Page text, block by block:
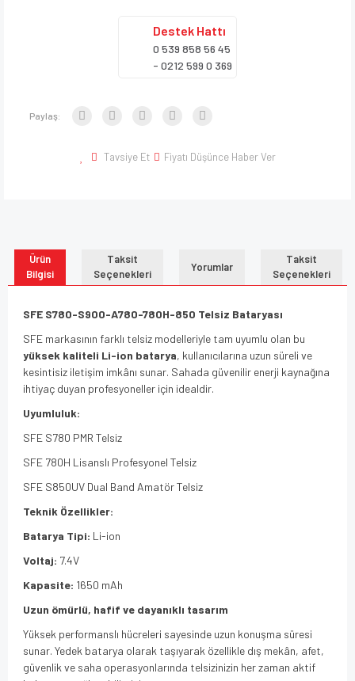
Destek Hattı
0 539 858 56 45
- 0212 599 0 369
Paylaş:
Tavsiye Et Fiyatı Düşünce Haber Ver
Ürün
Bilgisi
Taksit
Seçenekleri
Yorumlar
Taksit
Seçenekleri
SFE S780-S900-A780-780H-850 Telsiz Bataryası
SFE markasının farklı telsiz modelleriyle tam uyumlu olan bu
yüksek kaliteli Li-ion batarya, kullanıcılarına uzun süreli ve
kesintisiz iletişim imkânı sunar. Sahada güvenilir enerji kaynağına
ihtiyaç duyan profesyoneller için idealdir.
Uyumluluk:
SFE S780 PMR Telsiz
SFE 780H Lisanslı Profesyonel Telsiz
SFE S850UV Dual Band Amatör Telsiz
Teknik Özellikler:
Batarya Tipi: Li-ion
Voltaj: 7.4V
Kapasite: 1650 mAh
Uzun ömürlü, hafif ve dayanıklı tasarım
Yüksek performanslı hücreleri sayesinde uzun konuşma süresi
sunar. Yedek batarya olarak taşıyarak özellikle dış mekân, afet,
güvenlik ve saha operasyonlarında telsizinizin her zaman aktif